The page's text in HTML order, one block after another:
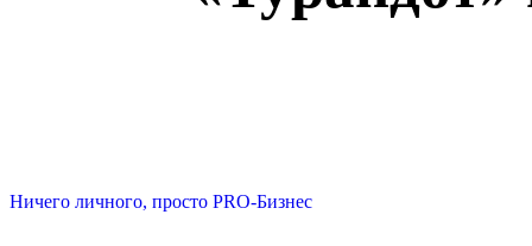
Ничего личного, просто PRO-Бизнес